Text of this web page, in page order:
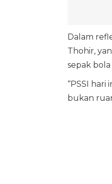
Dalam
Thohir,
sepak bola
“PSSI
bukan